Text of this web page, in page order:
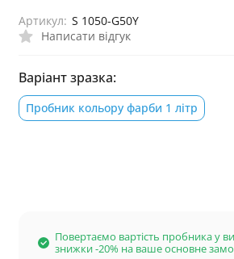
Написати відгук
Артикул: S 1050-G50Y
Варіант зразка:
Пробник кольору фарби 1 літр
Повертаємо вартість пробника у
знижки -20% на ваше основне